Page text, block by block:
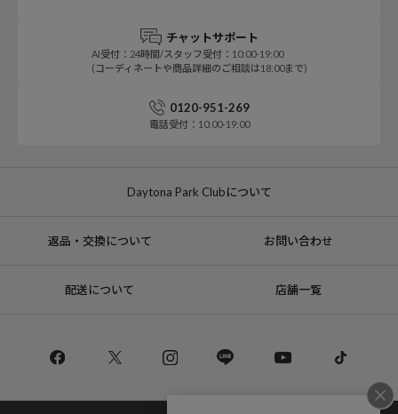
チャットサポート
AI受付：24時間/スタッフ受付：10:00-19:00
(コーディネートや商品詳細のご相談は18:00まで)
0120-951-269
電話受付：10:00-19:00
Daytona Park Clubについて
返品・交換について お問い合わせ
配送について 店舗一覧